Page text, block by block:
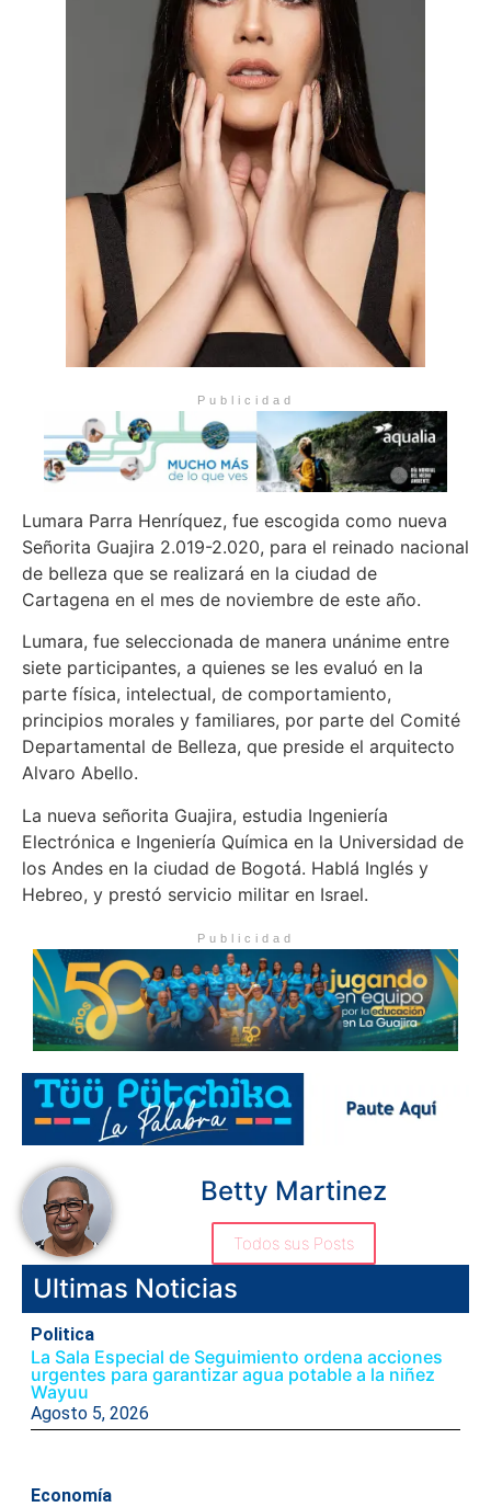
Publicidad
Lumara Parra Henríquez, fue escogida como nueva
Señorita Guajira 2.019-2.020, para el reinado nacional
de belleza que se realizará en la ciudad de
Cartagena en el mes de noviembre de este año.
Lumara, fue seleccionada de manera unánime entre
siete participantes, a quienes se les evaluó en la
parte física, intelectual, de comportamiento,
principios morales y familiares, por parte del Comité
Departamental de Belleza, que preside el arquitecto
Alvaro Abello.
La nueva señorita Guajira, estudia Ingeniería
Electrónica e Ingeniería Química en la Universidad de
los Andes en la ciudad de Bogotá. Hablá Inglés y
Hebreo, y prestó servicio militar en Israel.
Publicidad
Betty Martinez
Todos sus Posts
Ultimas Noticias
Politica
La Sala Especial de Seguimiento ordena acciones
urgentes para garantizar agua potable a la niñez
Wayuu
Agosto 5, 2026
Economía